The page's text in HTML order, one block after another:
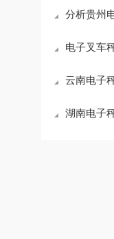
分析贵州
电子叉车
云南电子
湖南电子